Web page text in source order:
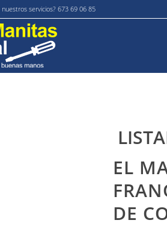
servicios? 673 69 06 85
EL
DE